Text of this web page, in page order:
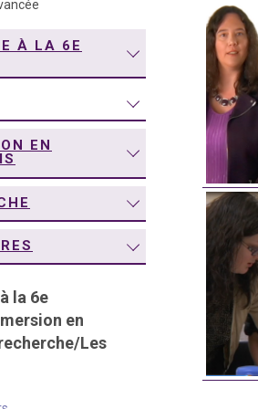
À LA 6E
EN
la 6e
en
/Les